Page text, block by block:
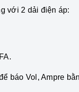
với 2 dải điện áp:
.
báo Vol, Ampre